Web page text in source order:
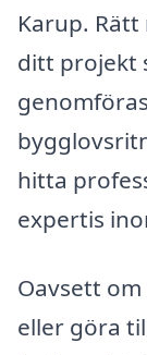
Karup.
ditt projekt
hitta
expertis
Oavsett
eller göra